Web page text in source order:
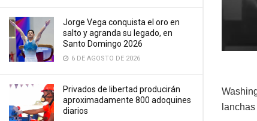
Jorge Vega conquista el oro en
salto y agranda su legado, en
Santo Domingo 2026
6 DE AGOSTO DE 2026
Privados de libertad producirán
aproximadamente 800 adoquines
diarios